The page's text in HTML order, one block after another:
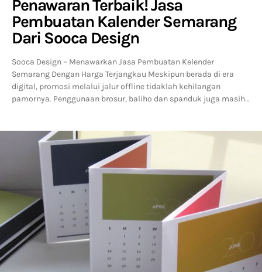
Penawaran Terbaik! Jasa
Pembuatan Kalender Semarang
Dari Sooca Design
Sooca Design – Menawarkan Jasa Pembuatan Kelender
Semarang Dengan Harga Terjangkau Meskipun berada di era
digital, promosi melalui jalur offline tidaklah kehilangan
pamornya. Penggunaan brosur, baliho dan spanduk juga masih…